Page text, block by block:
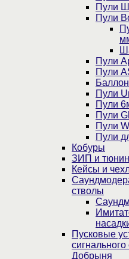
Пули
Пули
Пули
Пули
Пули
Пули
Пули
Пули
Пули
Кобуры
ЗИП и
Кейсы и
стволы
Пусковые
Добрыня